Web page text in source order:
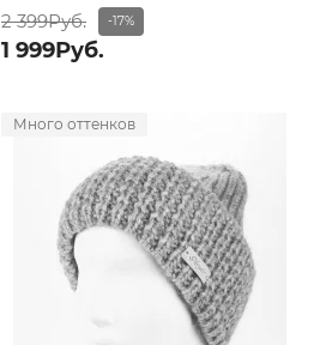
2 399Руб. -17%
1 999Руб.
Много оттенков